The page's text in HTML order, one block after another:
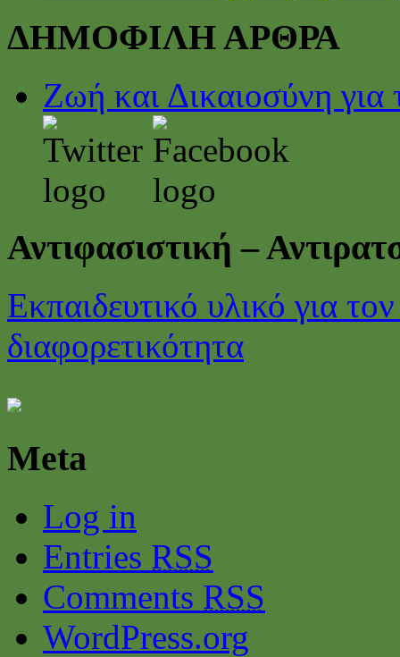
ΔΗΜΟΦΙΛΗ ΑΡΘΡΑ
Ζωή και Δικαιοσύνη για
Αντιφασιστική –
Εκπαιδευτικό υλικό για
διαφορετικότητα
Meta
Log in
Entries RSS
Comments RSS
WordPress.org